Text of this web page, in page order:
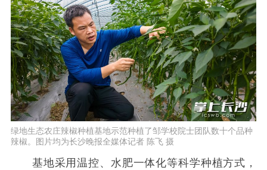
绿地生态农庄辣椒种植基地示范种植了邹学校院士团队数十个品种
辣椒。图片均为长沙晚报全媒体记者 陈飞 摄
基地采用温控、水肥一体化等科学种植方式，